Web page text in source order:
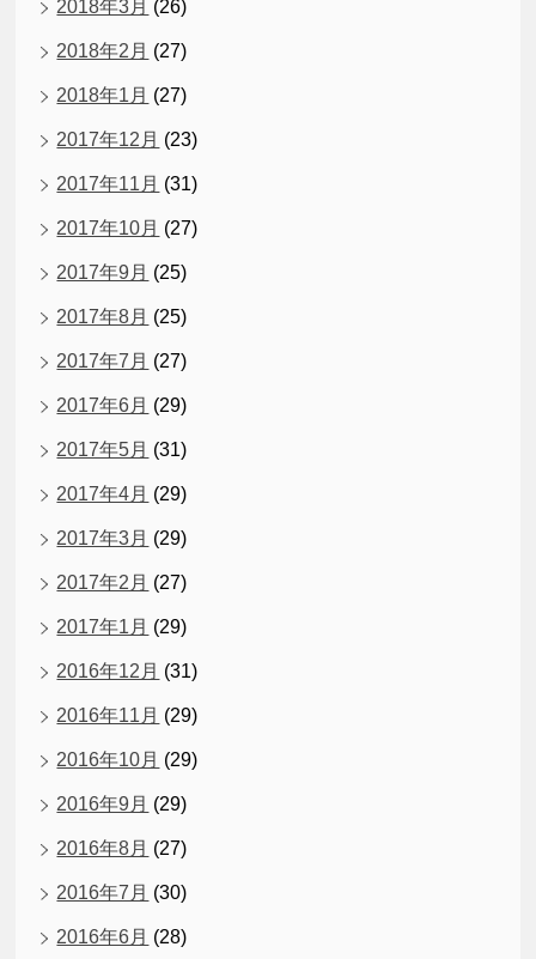
2018年3月 (26)
2018年2月 (27)
2018年1月 (27)
2017年12月 (23)
2017年11月 (31)
2017年10月 (27)
2017年9月 (25)
2017年8月 (25)
2017年7月 (27)
2017年6月 (29)
2017年5月 (31)
2017年4月 (29)
2017年3月 (29)
2017年2月 (27)
2017年1月 (29)
2016年12月 (31)
2016年11月 (29)
2016年10月 (29)
2016年9月 (29)
2016年8月 (27)
2016年7月 (30)
2016年6月 (28)